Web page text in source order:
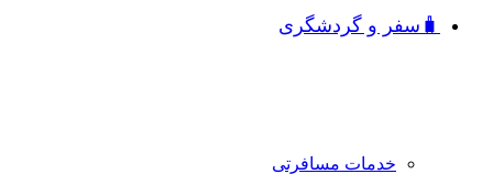
🧳سفر و گردشگری
خدمات مسافرتی